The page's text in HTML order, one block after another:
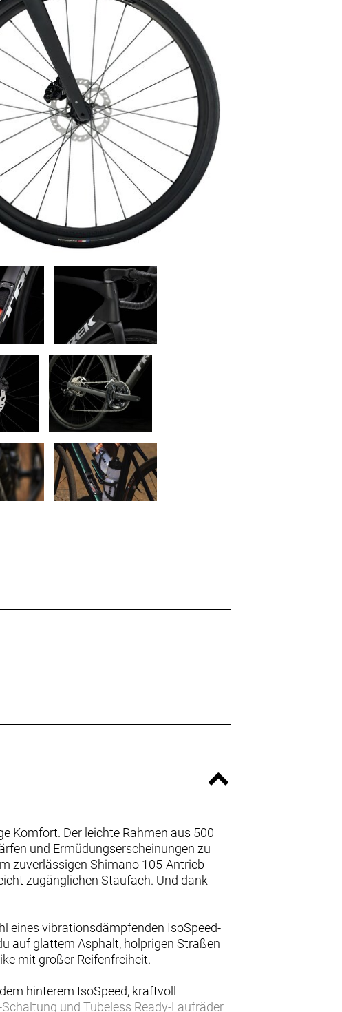
Komfort. Der leichte Rahmen aus 500
und Ermüdungserscheinungen zu
zuverlässigen Shimano 105-Antrieb
zugänglichen Staufach. Und dank
eines vibrationsdämpfenden IsoSpeed-
auf glattem Asphalt, holprigen Straßen
mit großer Reifenfreiheit.
hinterem IsoSpeed, kraftvoll
und Tubeless Ready-Laufräder